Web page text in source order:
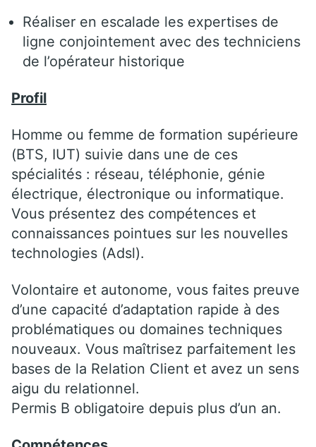
Réaliser en escalade les expertises de
ligne conjointement avec des techniciens
de l’opérateur historique
Profil
Homme ou femme de formation supérieure
(BTS, IUT) suivie dans une de ces
spécialités : réseau, téléphonie, génie
électrique, électronique ou informatique.
Vous présentez des compétences et
connaissances pointues sur les nouvelles
technologies (Adsl).
Volontaire et autonome, vous faites preuve
d’une capacité d’adaptation rapide à des
problématiques ou domaines techniques
nouveaux. Vous maîtrisez parfaitement les
bases de la Relation Client et avez un sens
aigu du relationnel.
Permis B obligatoire depuis plus d’un an.